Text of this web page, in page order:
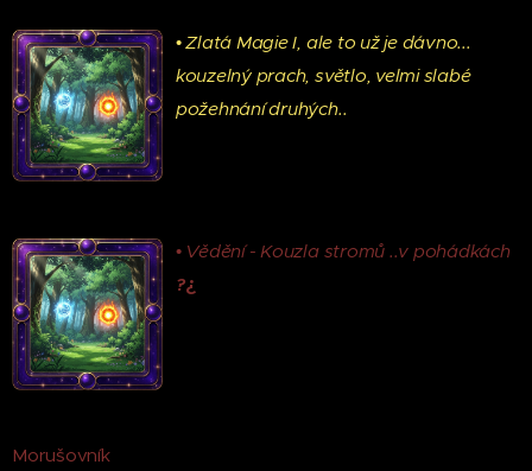
•Zlatá Magie I, ale to už je dávno...
kouzelný prach, světlo, velmi slabé
požehnání druhých..
•Vědění - Kouzla stromů ..v pohádkách
?¿
Morušovník